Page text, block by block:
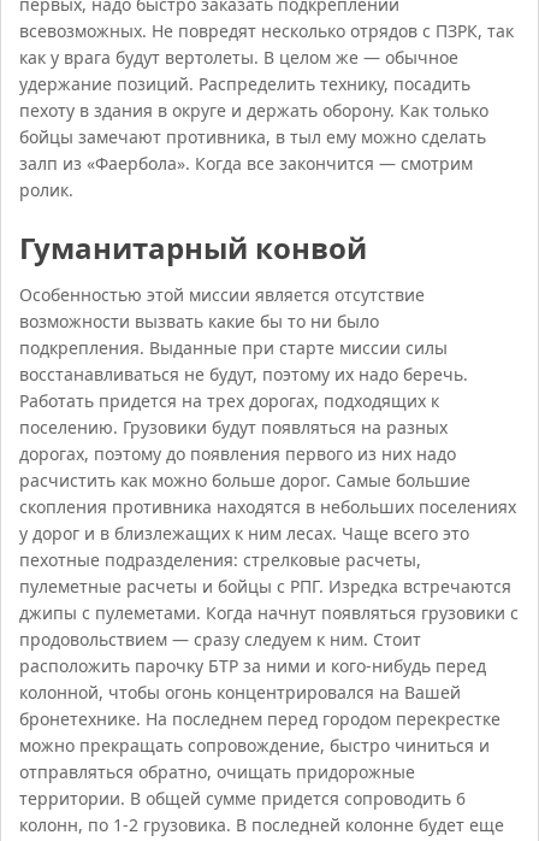
всевозможных. Не повредят несколько отрядов с ПЗРК, так
как у врага будут вертолеты. В целом же — обычное
удержание позиций. Распределить технику, посадить
пехоту в здания в округе и держать оборону. Как только
бойцы замечают противника, в тыл ему можно сделать
залп из «Фаербола». Когда все закончится — смотрим
ролик.
Гуманитарный конвой
Особенностью этой миссии является отсутствие
возможности вызвать какие бы то ни было
подкрепления. Выданные при старте миссии силы
восстанавливаться не будут, поэтому их надо беречь.
Работать придется на трех дорогах, подходящих к
поселению. Грузовики будут появляться на разных
дорогах, поэтому до появления первого из них надо
расчистить как можно больше дорог. Самые большие
скопления противника находятся в небольших поселениях
у дорог и в близлежащих к ним лесах. Чаще всего это
пехотные подразделения: стрелковые расчеты,
пулеметные расчеты и бойцы с РПГ. Изредка встречаются
джипы с пулеметами. Когда начнут появляться грузовики с
продовольствием — сразу следуем к ним. Стоит
расположить парочку БТР за ними и кого-нибудь перед
колонной, чтобы огонь концентрировался на Вашей
бронетехнике. На последнем перед городом перекрестке
можно прекращать сопровождение, быстро чиниться и
отправляться обратно, очищать придорожные
территории. В общей сумме придется сопроводить 6
колонн, по 1-2 грузовика. В последней колонне будет еще